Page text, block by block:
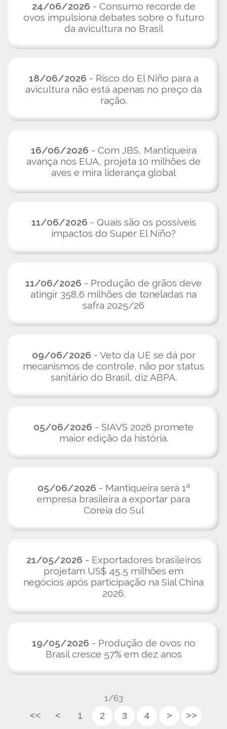
24/06/2026 - Consumo recorde de
ovos impulsiona debates sobre o futuro
da avicultura no Brasil
18/06/2026 - Risco do El Niño para a
avicultura não está apenas no preço da
ração.
16/06/2026 - Com JBS, Mantiqueira
avança nos EUA, projeta 10 milhões de
aves e mira liderança global
11/06/2026 - Quais são os possíveis
impactos do Super El Niño?
11/06/2026 - Produção de grãos deve
atingir 358,6 milhões de toneladas na
safra 2025/26
09/06/2026 - Veto da UE se dá por
mecanismos de controle, não por status
sanitário do Brasil, diz ABPA.
05/06/2026 - SIAVS 2026 promete
maior edição da história.
05/06/2026 - Mantiqueira será 1ª
empresa brasileira a exportar para
Coreia do Sul
21/05/2026 - Exportadores brasileiros
projetam US$ 45,5 milhões em
negócios após participação na Sial China
2026.
19/05/2026 - Produção de ovos no
Brasil cresce 57% em dez anos
1/63
<<
< 1 2 3 4 > >>